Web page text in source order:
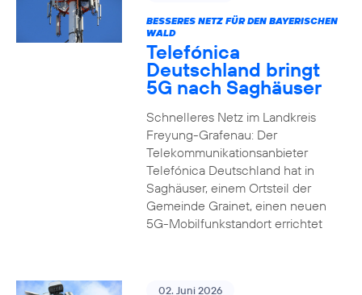
BESSERES NETZ FÜR DEN BAYERISCHEN
WALD
Telefónica
Deutschland bringt
5G nach Saghäuser
Schnelleres Netz im Landkreis
Freyung-Grafenau: Der
Telekommunikationsanbieter
Telefónica Deutschland hat in
Saghäuser, einem Ortsteil der
Gemeinde Grainet, einen neuen
5G-Mobilfunkstandort errichtet
02. Juni 2026